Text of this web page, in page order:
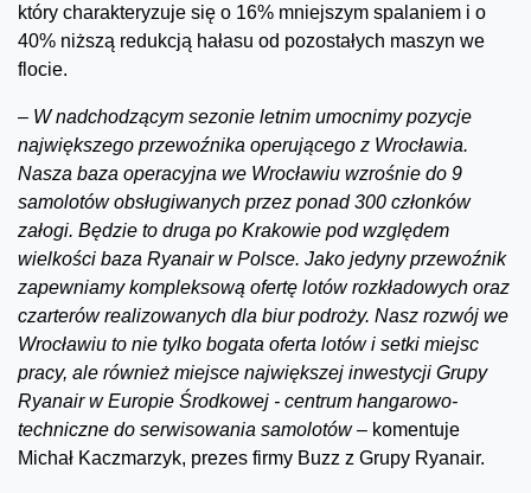
który charakteryzuje się o 16% mniejszym spalaniem i o
40% niższą redukcją hałasu od pozostałych maszyn we
flocie.
– W nadchodzącym sezonie letnim umocnimy pozycje
największego przewoźnika operującego z Wrocławia.
Nasza baza operacyjna we Wrocławiu wzrośnie do 9
samolotów obsługiwanych przez ponad 300 członków
załogi. Będzie to druga po Krakowie pod względem
wielkości baza Ryanair w Polsce. Jako jedyny przewoźnik
zapewniamy kompleksową ofertę lotów rozkładowych oraz
czarterów realizowanych dla biur podroży. Nasz rozwój we
Wrocławiu to nie tylko bogata oferta lotów i setki miejsc
pracy, ale również miejsce największej inwestycji Grupy
Ryanair w Europie Środkowej - centrum hangarowo-
techniczne do serwisowania samolotów – komentuje
Michał Kaczmarzyk, prezes firmy Buzz z Grupy Ryanair.